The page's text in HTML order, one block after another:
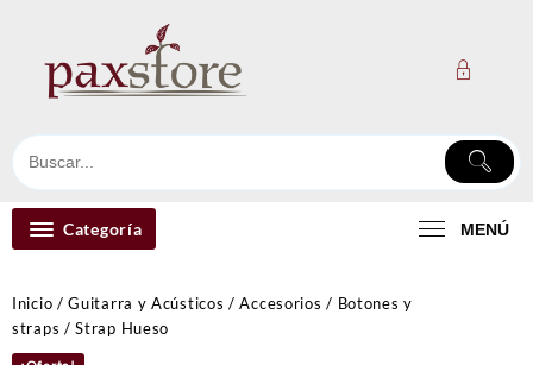
contenido
Categoría MENÚ
Inicio /Guitarra y Acústicos /Accesorios / Botones y
straps / Strap Hueso